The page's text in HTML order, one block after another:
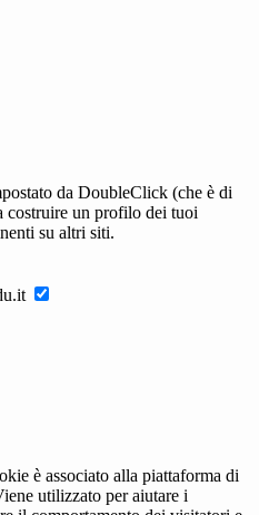
da DoubleClick (che è di
costruire un profilo dei tuoi
su altri siti.
è associato alla piattaforma di
utilizzato per aiutare i